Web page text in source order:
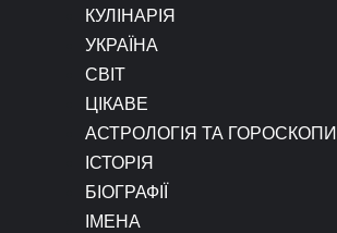
КУЛІНАРІЯ
УКРАЇНА
СВІТ
ЦІКАВЕ
АСТРОЛОГІЯ ТА ГОРОСКОПИ
ІСТОРІЯ
БІОГРАФІЇ
ІМЕНА